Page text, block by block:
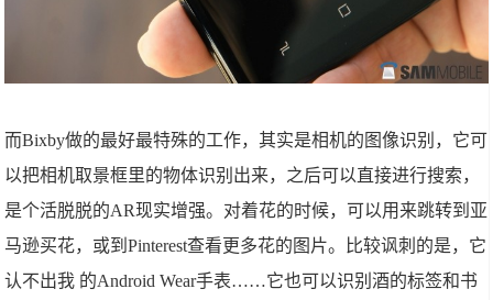
而Bixby做的最好最特殊的工作，其实是相机的图像识别，它可
以把相机取景框里的物体识别出来，之后可以直接进行搜索，
是个活脱脱的AR现实增强。对着花的时候，可以用来跳转到亚
马逊买花，或到Pinterest查看更多花的图片。比较讽刺的是，它
认不出我 的Android Wear手表……它也可以识别酒的标签和书